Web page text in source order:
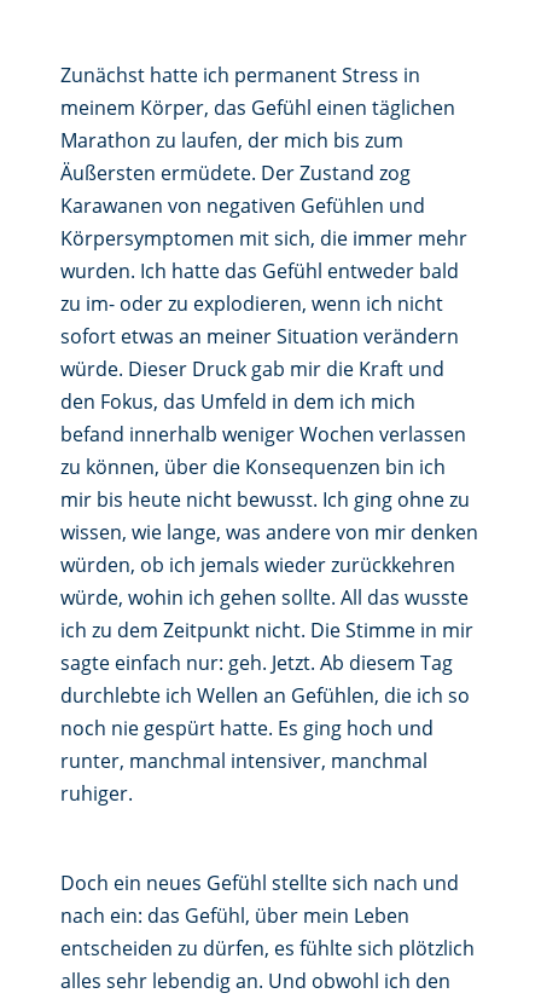
Zunächst hatte ich permanent Stress in
meinem Körper, das Gefühl einen täglichen
Marathon zu laufen, der mich bis zum
Äußersten ermüdete. Der Zustand zog
Karawanen von negativen Gefühlen und
Körpersymptomen mit sich, die immer mehr
wurden. Ich hatte das Gefühl entweder bald
zu im- oder zu explodieren, wenn ich nicht
sofort etwas an meiner Situation verändern
würde. Dieser Druck gab mir die Kraft und
den Fokus, das Umfeld in dem ich mich
befand innerhalb weniger Wochen verlassen
zu können, über die Konsequenzen bin ich
mir bis heute nicht bewusst. Ich ging ohne zu
wissen, wie lange, was andere von mir denken
würden, ob ich jemals wieder zurückkehren
würde, wohin ich gehen sollte. All das wusste
ich zu dem Zeitpunkt nicht. Die Stimme in mir
sagte einfach nur: geh. Jetzt. Ab diesem Tag
durchlebte ich Wellen an Gefühlen, die ich so
noch nie gespürt hatte. Es ging hoch und
runter, manchmal intensiver, manchmal
ruhiger.
Doch ein neues Gefühl stellte sich nach und
nach ein: das Gefühl, über mein Leben
entscheiden zu dürfen, es fühlte sich plötzlich
alles sehr lebendig an. Und obwohl ich den